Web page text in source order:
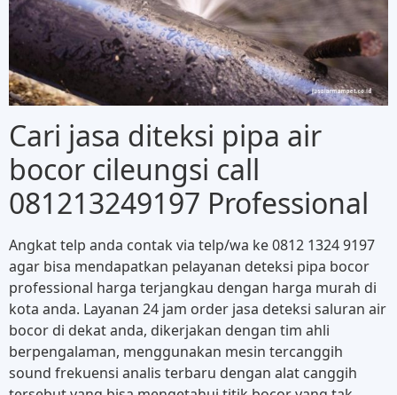
Cari jasa diteksi pipa air
bocor cileungsi call
081213249197 Professional
Angkat telp anda contak via telp/wa ke 0812 1324 9197
agar bisa mendapatkan pelayanan deteksi pipa bocor
professional harga terjangkau dengan harga murah di
kota anda. Layanan 24 jam order jasa deteksi saluran air
bocor di dekat anda, dikerjakan dengan tim ahli
berpengalaman, menggunakan mesin tercanggih
sound frekuensi analis terbaru dengan alat canggih